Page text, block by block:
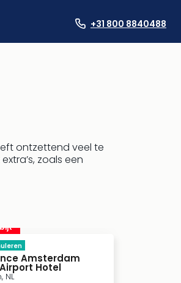
+31 800 8840488
ontzettend veel te
zoals een
Amsterdam
Hotel
NL